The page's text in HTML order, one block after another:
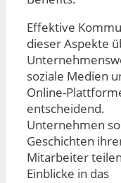
Effektive
dieser Aspekte
soziale Medien
Online-
entscheidend.
Unternehmen
Geschichten
Mitarbeiter
Einblicke in das